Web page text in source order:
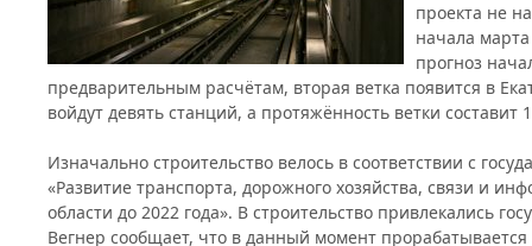
проекта не
начала
прогноз
предварительным расчётам, вторая ветка появится в
войдут девять станций, а протяжённость ветки составит
Изначально строительство велось в соответствии с
«Развитие транспорта, дорожного хозяйства, связи и
области до 2022 года». В строительство привлекались
Вегнер сообщает, что в данный момент